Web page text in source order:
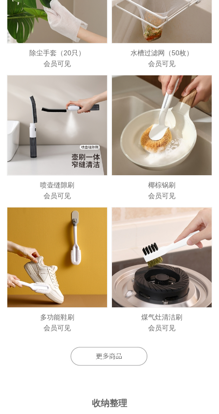
除尘手套（20只）
会员可见
水槽过滤网（50枚）
会员可见
喷壶缝隙刷
会员可见
椰棕锅刷
会员可见
多功能鞋刷
会员可见
煤气灶清洁刷
会员可见
收纳整理